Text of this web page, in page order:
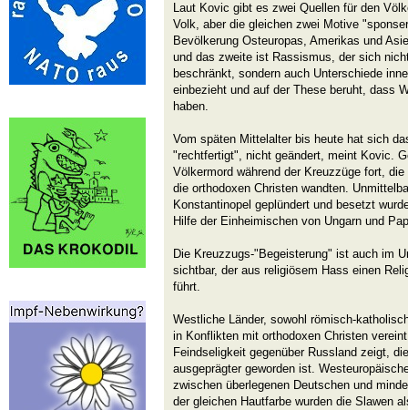
Laut Kovic gibt es zwei Quellen für den
Volk, aber die gleichen zwei Motive
Bevölkerung Osteuropas, Amerikas und
und das zweite ist Rassismus, der sich
beschränkt, sondern auch Unterschiede
einbezieht und auf der These beruht, dass
haben.
Vom späten Mittelalter bis heute hat sich
"rechtfertigt", nicht geändert, meint Kovic.
Völkermord während der Kreuzzüge fort,
die orthodoxen Christen wandten.
Konstantinopel geplündert und besetzt
Hilfe der Einheimischen von Ungarn und
Die Kreuzzugs-"Begeisterung" ist auch im
sichtbar, der aus religiösem Hass einen
führt.
Westliche Länder, sowohl römisch-
in Konflikten mit orthodoxen Christen
Feindseligkeit gegenüber Russland zeigt,
ausgeprägter geworden ist.
zwischen überlegenen Deutschen und
der gleichen Hautfarbe wurden die Slawen